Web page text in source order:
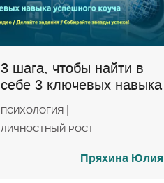
3 шага, чтобы найти в
себе 3 ключевых навыка
успешного коуча,
онлайн-квест
ПСИХОЛОГИЯ |
ЛИЧНОСТНЫЙ РОСТ
Пряхина Юлия